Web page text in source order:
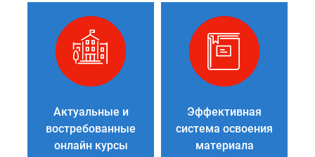
Актуальные и
востребованные
онлайн курсы
Эффективная
система освоения
материала